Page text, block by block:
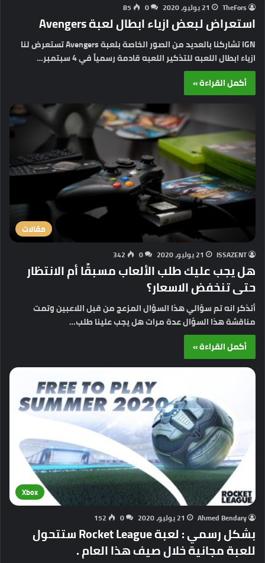
TheFors 21 يوليو، 2020 0
85
استعراض لبعض ازياء ابطال لعبة Avengers
IGN تشاركنا بالعديد من الصور الخاصة بلعبة Avengers تستعرض لنا
ازياء ابطال اللعبه للتذكير اللعبه قادمة رسمياً في 4 سبتمبر…
أكمل القراءة »
مقالات
ISSAZENT 21 يوليو، 2020 0
342
هل يجب عليك طلب الألعاب مسبقًا أم الانتظار
حتى تنخفض الاسعار؟
أتذكر انه تم سؤالي هذا السؤال المزعج من قبل اللاعبين وتمت
مناقشة هذا السؤال عدة مرات هل يجب علينا طلب…
أكمل القراءة »
Xbox
Ahmed Bendary 21 يوليو، 2020 0
152
بشكل رسمي : لعبة Rocket League ستتحول
للعبة مجانية خلال صيف هذا العام .